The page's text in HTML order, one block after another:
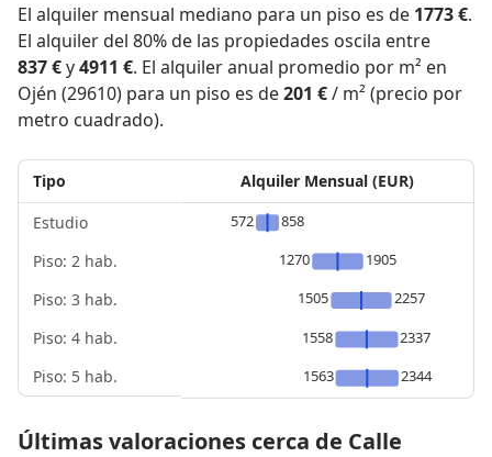
El alquiler mensual mediano para un piso es de 1773 €.
El alquiler del 80% de las propiedades oscila entre
837 €y4911 €. El alquiler anual promedio por m² en
Ojén (29610) para un piso es de201 €/ m² (precio por
metro cuadrado).
Tipo
Estudio
Piso: 2 hab.
Piso: 3 hab.
Piso: 4 hab.
Piso: 5 hab.
Alquiler Mensual (EUR)
572
858
1270
1905
1505
2257
1558
2337
1563
2344
Últimas valoraciones cerca de Calle